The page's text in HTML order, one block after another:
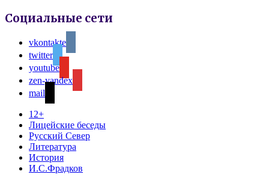
Социальные сети
vkontakte
twitter
youtube
zen-yandex
mail
12+
Лицейские беседы
Русский Север
Литература
История
И.С.Фрадков